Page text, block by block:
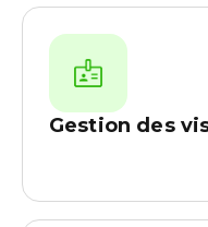
Gestion des
Laissez vos
Créez, organisez,